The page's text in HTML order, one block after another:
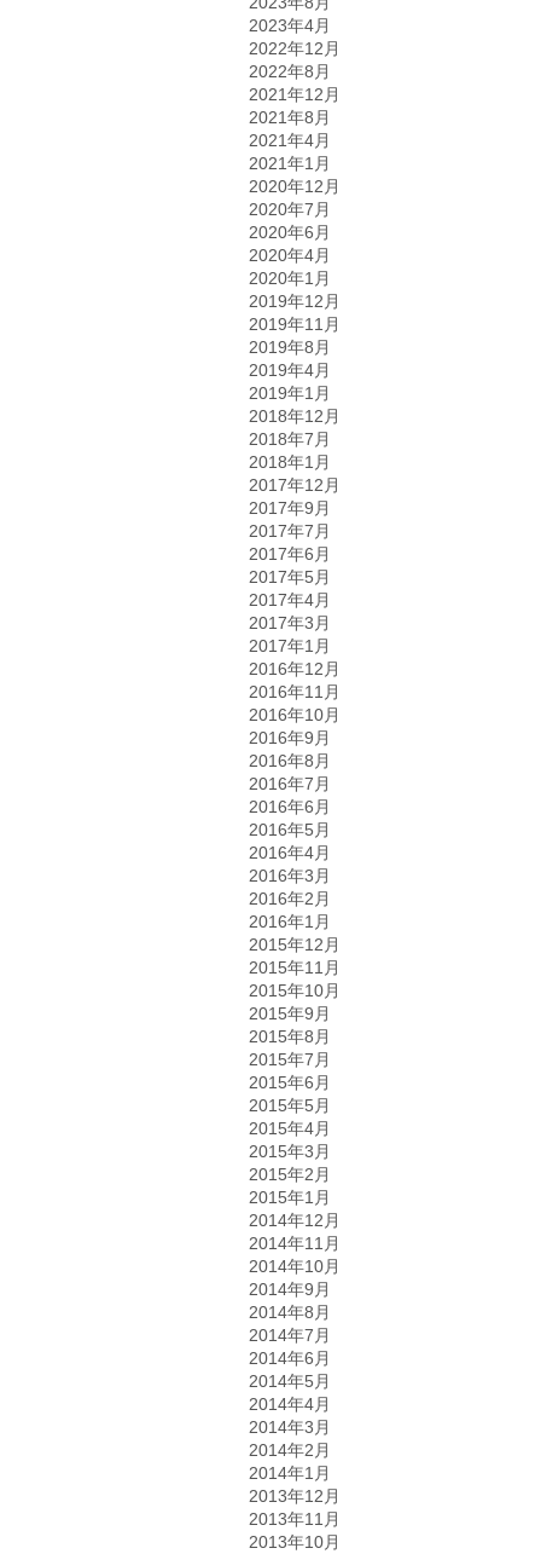
2023年4月
2022年12月
2022年8月
2021年12月
2021年8月
2021年4月
2021年1月
2020年12月
2020年7月
2020年6月
2020年4月
2020年1月
2019年12月
2019年11月
2019年8月
2019年4月
2019年1月
2018年12月
2018年7月
2018年1月
2017年12月
2017年9月
2017年7月
2017年6月
2017年5月
2017年4月
2017年3月
2017年1月
2016年12月
2016年11月
2016年10月
2016年9月
2016年8月
2016年7月
2016年6月
2016年5月
2016年4月
2016年3月
2016年2月
2016年1月
2015年12月
2015年11月
2015年10月
2015年9月
2015年8月
2015年7月
2015年6月
2015年5月
2015年4月
2015年3月
2015年2月
2015年1月
2014年12月
2014年11月
2014年10月
2014年9月
2014年8月
2014年7月
2014年6月
2014年5月
2014年4月
2014年3月
2014年2月
2014年1月
2013年12月
2013年11月
2013年10月